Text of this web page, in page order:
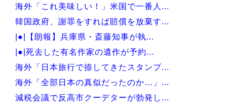
海外「これ美味しい！」米国で一番人...
韓国政府、謝罪をすれば賠償を放棄す...
|●|【朗報】兵庫県・斎藤知事が執...
|●|死去した有名作家の遺作が予約...
海外「日本旅行で捺してきたスタンプ...
海外「全部日本の真似だったのか…」...
減税会議で反高市クーデターが勃発し...